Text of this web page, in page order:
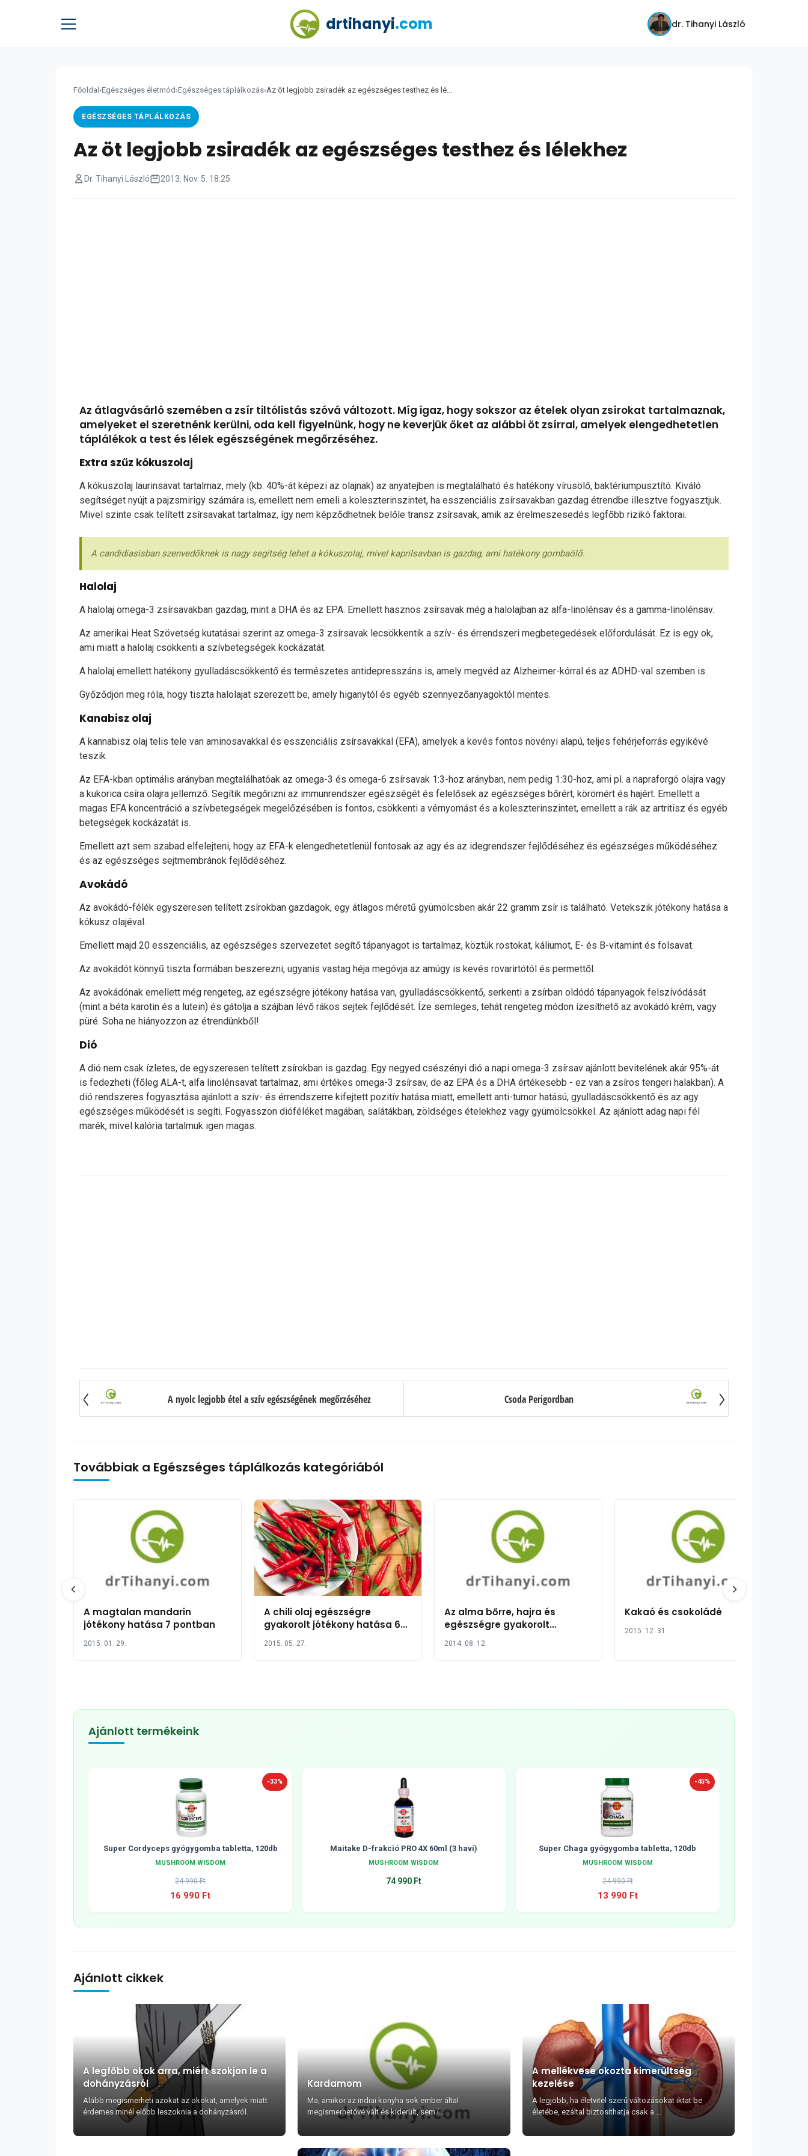
drtihanyi.com dr. Tihanyi László
Főoldal ›Egészséges életmód ›Egészséges táplálkozás›Az öt legjobb zsiradék az egészséges testhez és lé...
EGÉSZSÉGES TÁPLÁLKOZÁS
Az öt legjobb zsiradék az egészséges testhez és lélekhez
Dr. Tihanyi László 2013. Nov. 5. 18:25
Az átlagvásárló szemében a zsír tiltólistás szóvá változott. Míg igaz, hogy sokszor az ételek olyan zsírokat tartalmaznak,
amelyeket el szeretnénk kerülni, oda kell figyelnünk, hogy ne keverjük őket az alábbi öt zsírral, amelyek elengedhetetlen
táplálékok a test és lélek egészségének megőrzéséhez.
Extra szűz kókuszolaj
A kókuszolaj laurinsavat tartalmaz, mely (kb. 40%-át képezi az olajnak) az anyatejben is megtalálható és hatékony vírusölő, baktériumpusztító. Kiváló
segítséget nyújt a pajzsmirigy számára is, emellett nem emeli a koleszterinszintet, ha esszenciális zsírsavakban gazdag étrendbe illesztve fogyasztjuk.
Mivel szinte csak telített zsírsavakat tartalmaz, így nem képződhetnek belőle transz zsírsavak, amik az érelmeszesedés legfőbb rizikó faktorai.
A candidiasisban szenvedőknek is nagy segítség lehet a kókuszolaj, mivel kaprilsavban is gazdag, ami hatékony gombaölő.
Halolaj
A halolaj omega-3 zsírsavakban gazdag, mint a DHA és az EPA. Emellett hasznos zsírsavak még a halolajban az alfa-linolénsav és a gamma-linolénsav.
Az amerikai Heat Szövetség kutatásai szerint az omega-3 zsírsavak lecsökkentik a szív- és érrendszeri megbetegedések előfordulását. Ez is egy ok,
ami miatt a halolaj csökkenti a szívbetegségek kockázatát.
A halolaj emellett hatékony gyulladáscsökkentő és természetes antidepresszáns is, amely megvéd az Alzheimer-kórral és az ADHD-val szemben is.
Győződjön meg róla, hogy tiszta halolajat szerezett be, amely higanytól és egyéb szennyezőanyagoktól mentes.
Kanabisz olaj
A kannabisz olaj telis tele van aminosavakkal és esszenciális zsírsavakkal (EFA), amelyek a kevés fontos növényi alapú, teljes fehérjeforrás egyikévé
teszik.
Az EFA-kban optimális arányban megtalálhatóak az omega-3 és omega-6 zsírsavak 1:3-hoz arányban, nem pedig 1:30-hoz, ami pl. a napraforgó olajra vagy
a kukorica csíra olajra jellemző. Segítik megőrizni az immunrendszer egészségét és felelősek az egészséges bőrért, körömért és hajért. Emellett a
magas EFA koncentráció a szívbetegségek megelőzésében is fontos, csökkenti a vérnyomást és a koleszterinszintet, emellett a rák az artritisz és egyéb
betegségek kockázatát is.
Emellett azt sem szabad elfelejteni, hogy az EFA-k elengedhetetlenül fontosak az agy és az idegrendszer fejlődéséhez és egészséges működéséhez
és az egészséges sejtmembránok fejlődéséhez.
Avokádó
Az avokádó-félék egyszeresen telített zsírokban gazdagok, egy átlagos méretű gyümölcsben akár 22 gramm zsír is található. Vetekszik jótékony hatása a
kókusz olajéval.
Emellett majd 20 esszenciális, az egészséges szervezetet segítő tápanyagot is tartalmaz, köztük rostokat, káliumot, E- és B-vitamint és folsavat.
Az avokádót könnyű tiszta formában beszerezni, ugyanis vastag héja megóvja az amúgy is kevés rovarirtótól és permettől.
Az avokádónak emellett még rengeteg, az egészségre jótékony hatása van, gyulladáscsökkentő, serkenti a zsírban oldódó tápanyagok felszívódását
(mint a béta karotin és a lutein) és gátolja a szájban lévő rákos sejtek fejlődését. Íze semleges, tehát rengeteg módon ízesíthető az avokádó krém, vagy
püré. Soha ne hiányozzon az étrendünkből!
Dió
A dió nem csak ízletes, de egyszeresen telített zsírokban is gazdag. Egy negyed csészényi dió a napi omega-3 zsírsav ajánlott bevitelének akár 95%-át
is fedezheti (főleg ALA-t, alfa linolénsavat tartalmaz, ami értékes omega-3 zsírsav, de az EPA és a DHA értékesebb - ez van a zsíros tengeri halakban). A
dió rendszeres fogyasztása ajánlott a szív- és érrendszerre kifejtett pozitív hatása miatt, emellett anti-tumor hatású, gyulladáscsökkentő és az agy
egészséges működését is segíti. Fogyasszon dióféléket magában, salátákban, zöldséges ételekhez vagy gyümölcsökkel. Az ajánlott adag napi fél
marék, mivel kalória tartalmuk igen magas.
A nyolc legjobb étel a szív egészségének megőrzéséhez Csoda Perigordban
Továbbiak a Egészséges táplálkozás kategóriából
A magtalan mandarin
jótékony hatása 7 pontban
2015. 01. 29.
A chili olaj egészségre
gyakorolt jótékony hatása 6
2015. 05. 27.
Az alma bőrre, hajra és
egészségre gyakorolt
2014. 08. 12.
Kakaó és csokoládé
2015. 12. 31.
Ajánlott termékeink
-33%
Super Cordyceps gyógygomba tabletta, 120db
MUSHROOM WISDOM
24 990 Ft
16 990 Ft
Maitake D-frakció PRO 4X 60ml (3 havi)
MUSHROOM WISDOM
74 990 Ft
-45%
Super Chaga gyógygomba tabletta, 120db
MUSHROOM WISDOM
24 990 Ft
13 990 Ft
Ajánlott cikkek
A legfőbb okok arra, miért szokjon le a
dohányzásról
Alább megismerheti azokat az okokat, amelyek miatt
érdemes minél előbb leszoknia a dohányzásról.
Kardamom
Ma, amikor az indiai konyha sok ember által
megismerhetővé vált és kiderült, sem í...
A mellékvese okozta kimerültség
kezelése
A legjobb, ha életvitel szerű változásokat iktat be
életébe, ezáltal biztosíthatja csak a ...